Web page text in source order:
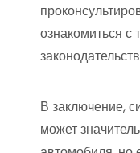
ознакомиться с
В заключение,
может